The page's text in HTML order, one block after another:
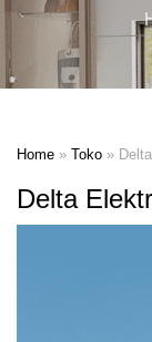
Home » Toko »
Delta